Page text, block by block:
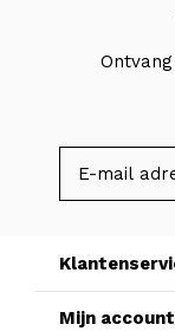
Mijn account